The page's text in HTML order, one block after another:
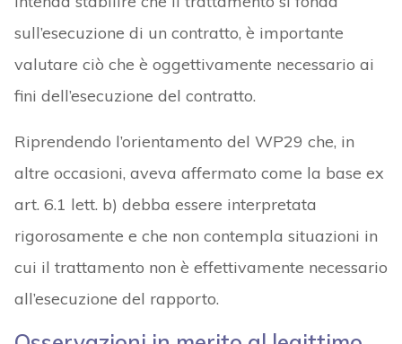
sull’esecuzione di un contratto, è importante
valutare ciò che è oggettivamente necessario ai
fini dell’esecuzione del contratto.
Riprendendo l’orientamento del WP29 che, in
altre occasioni, aveva affermato come la base ex
art. 6.1 lett. b) debba essere interpretata
rigorosamente e che non contempla situazioni in
cui il trattamento non è effettivamente necessario
all’esecuzione del rapporto.